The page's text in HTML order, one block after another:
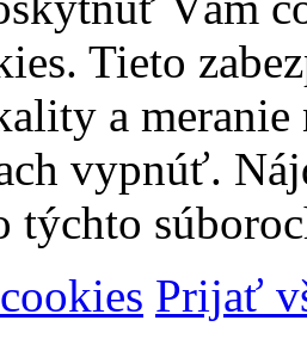
Tieto
a
vypnúť.
týchto
Prijať